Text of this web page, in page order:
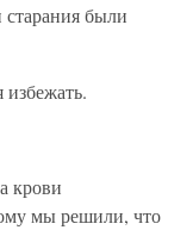
старания были
избежать.
крови
мы решили, что